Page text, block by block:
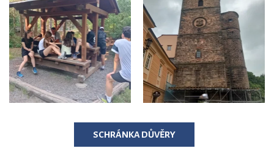
SCHRÁNKA DŮVĚRY